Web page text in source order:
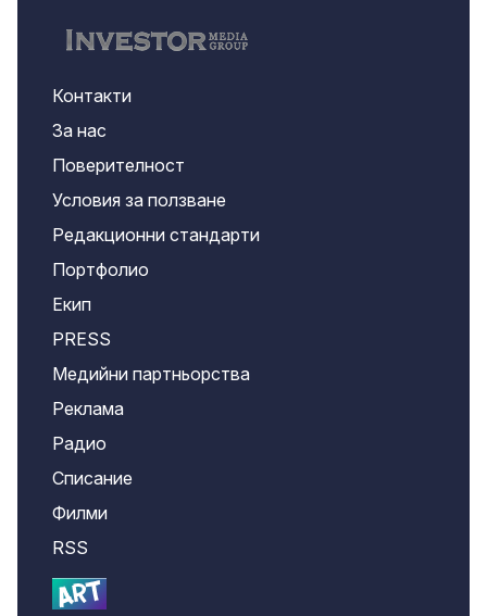
Контакти
За нас
Поверителност
Условия за ползване
Редакционни стандарти
Портфолио
Екип
PRESS
Медийни партньорства
Реклама
Радио
Списание
Филми
RSS